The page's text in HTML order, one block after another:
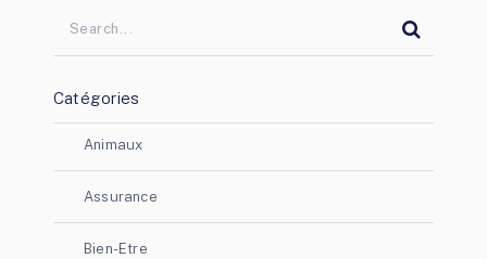
Catégories
Animaux
Assurance
Bien-Etre